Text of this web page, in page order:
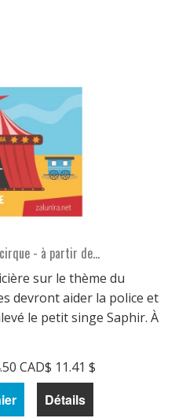
- à partir de...
sur le thème du
devront aider la police et
le petit singe Saphir. À
CAD$ 11.41 $
Détails